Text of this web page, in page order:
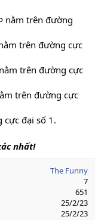
nằm trên đường
trên đường cực
trên đường cực
trên đường cực
cực đại số 1.
nhất!
The Funny
7
651
25/2/23
25/2/23